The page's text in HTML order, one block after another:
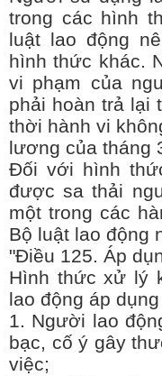
trong các hình
luật lao động
hình thức khác.
vi phạm của
phải hoàn trả lại
thời hành vi
lương của tháng
Đối với hình
được sa thải
một trong các
Bộ luật lao động
"Điều 125. Áp
Hình thức xử lý
lao động áp
1. Người lao
bạc, cố ý gây
việc;